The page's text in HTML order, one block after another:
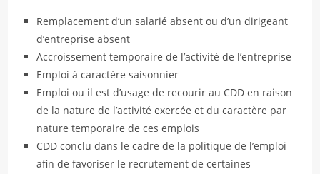
Remplacement d’un salarié absent ou d’un dirigeant
d’entreprise absent
Accroissement temporaire de l’activité de l’entreprise
Emploi à caractère saisonnier
Emploi ou il est d’usage de recourir au CDD en raison
de la nature de l’activité exercée et du caractère par
nature temporaire de ces emplois
CDD conclu dans le cadre de la politique de l’emploi
afin de favoriser le recrutement de certaines